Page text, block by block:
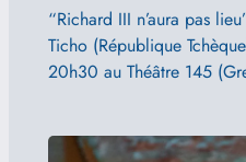
“Richard III n’aura pas
Ticho (République
20h30 au Théâtre 145